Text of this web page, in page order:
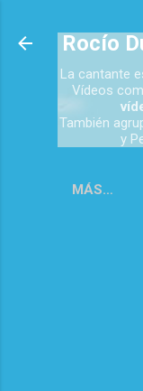
Rocío
La cantante
Vídeos
También
y
MÁS…